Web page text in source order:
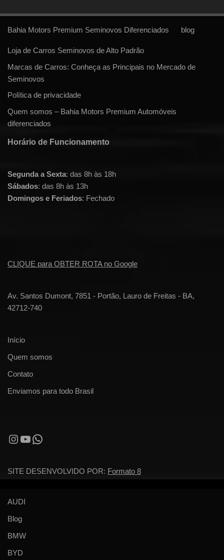
Bahia Motors Premium Seminovos Diferenciados blog
Loja de Carros Seminovos de Alto Padrão
Marcas de Carros: Conheça as Principais no Mercado de
Seminovos
Política de privacidade
Quem somos – Bahia Motors Premium Automóveis
diferenciados
Horário de Funcionamento
Segunda a Sexta: das 8h às 18h
Sábados: das 8h às 13h
Domingos e Feriados: Fechado
CLIQUE para OBTER ROTA no Google
Av. Santos Dumont, 7851 - Portão, Lauro de Freitas - BA,
42712-740
Início
Quem somos
Contato
Enviamos para todo Brasil
SITE DESENVOLVIDO POR: Formato 8
AUDI
Blog
BMW
BYD